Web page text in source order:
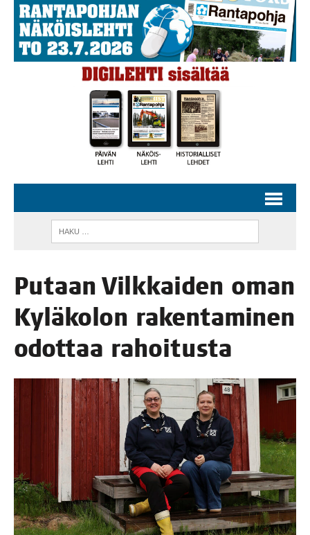
Putaan Vilk­kai­den oman
Kylä­ko­lon raken­ta­mi­nen
odot­taa rahoitusta